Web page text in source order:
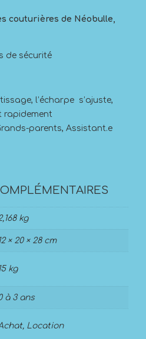
couturières de Néobulle,
de sécurité
l’écharpe s’ajuste,
rapidement
parents, Assistant.e
kg
12 × 20 × 28 cm
15 kg
à 3 ans
Location